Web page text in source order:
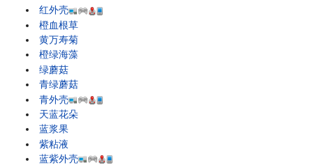
红外壳
橙血根草
黄万寿菊
橙绿海藻
绿蘑菇
青绿蘑菇
青外壳
天蓝花朵
蓝浆果
紫粘液
蓝紫外壳